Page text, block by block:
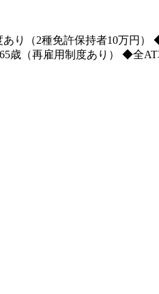
り（2種免許保持者10万円
（再雇用制度あり） ◆全